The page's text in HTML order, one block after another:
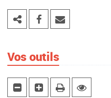
Vos outils